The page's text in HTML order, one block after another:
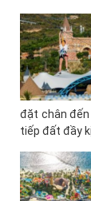
đặt chân đến
tiếp đất đầy